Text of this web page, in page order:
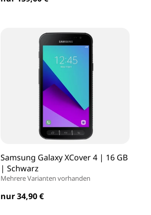
Samsung Galaxy XCover 4 | 16 GB
| Schwarz
Mehrere Varianten vorhanden
nur 34,90 €